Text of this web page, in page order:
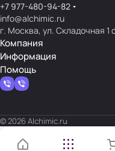
+7 977-480-94-82
info@alchimic.ru
г. Москва, ул. Складочная 1
Компания
Информация
Помощь
© 2026 Alchimic.ru